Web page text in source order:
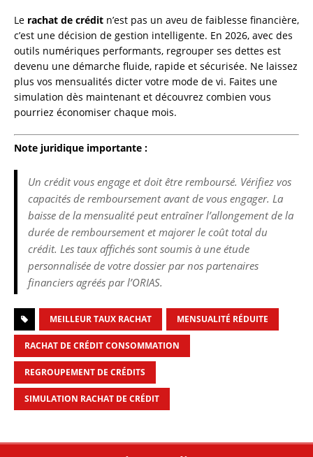
Le rachat de crédit n’est pas un aveu de faiblesse financière,
c’est une décision de gestion intelligente. En 2026, avec des
outils numériques performants, regrouper ses dettes est
devenu une démarche fluide, rapide et sécurisée. Ne laissez
plus vos mensualités dicter votre mode de vi. Faites une
simulation dès maintenant et découvrez combien vous
pourriez économiser chaque mois.
Note juridique importante :
Un crédit vous engage et doit être remboursé. Vérifiez vos
capacités de remboursement avant de vous engager. La
baisse de la mensualité peut entraîner l’allongement de la
durée de remboursement et majorer le coût total du
crédit. Les taux affichés sont soumis à une étude
personnalisée de votre dossier par nos partenaires
financiers agréés par l’ORIAS.
MEILLEUR TAUX RACHAT MENSUALITÉ RÉDUITE
RACHAT DE CRÉDIT CONSOMMATION
REGROUPEMENT DE CRÉDITS
SIMULATION RACHAT DE CRÉDIT